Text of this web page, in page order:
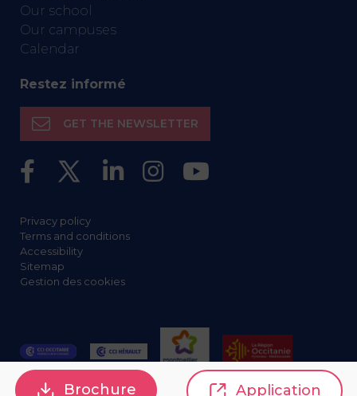
Our school
Our campuses
Calendar
Restez informé
GET THE NEWSLETTER
Privacy policy
Terms and conditions
Accessibility
Sitemap
Gestion des cookies
Brochure Application